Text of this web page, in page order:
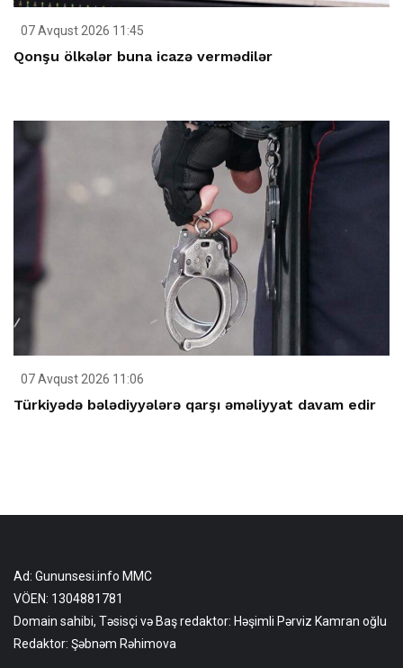
07 Avqust 2026 11:45
Qonşu ölkələr buna icazə vermədilər
07 Avqust 2026 11:06
Türkiyədə bələdiyyələrə qarşı əməliyyat davam edir
Ad: Gununsesi.info MMC
VÖEN: 1304881781
Domain sahibi, Təsisçi və Baş redaktor: Həşimli Pərviz Kamran oğlu
Redaktor: Şəbnəm Rəhimova